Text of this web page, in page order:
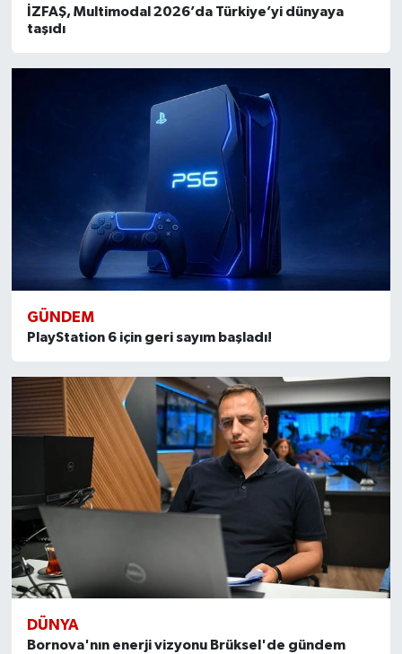
İZFAŞ, Multimodal 2026’da Türkiye’yi dünyaya
taşıdı
GÜNDEM
PlayStation 6 için geri sayım başladı!
DÜNYA
Bornova'nın enerji vizyonu Brüksel'de gündem